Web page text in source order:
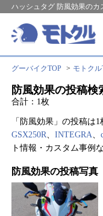
ハッシュタグ 防風効果の
グーバイクTOP モトクル
防風効果の投稿検
合計：1枚
「防風効果」の投稿は1
GSX250R、 INTEGRA、
ト情報・カスタム事例
防風効果の投稿写真